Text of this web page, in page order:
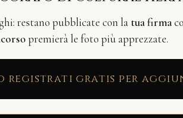
restano pubblicate con la tua firma
premierà le foto più apprezzate.
registrati gratis per